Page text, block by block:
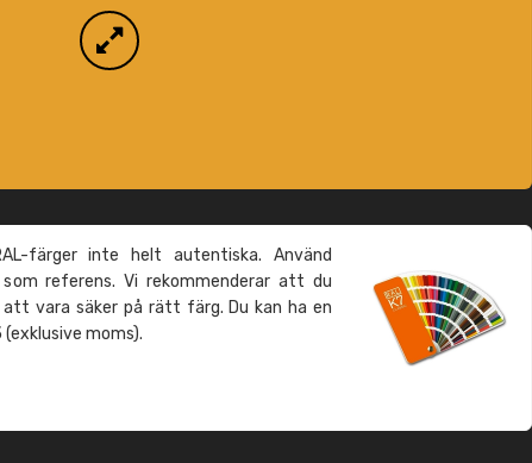
färger inte helt autentiska. Använd
referens. Vi rekommenderar att du
vara säker på rätt färg. Du kan ha en
(exklusive moms).